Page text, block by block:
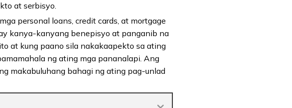
at serbisyo.
personal loans, credit cards, at mortgage
kanya-kanyang benepisyo at panganib na
at kung paano sila nakakaapekto sa ating
ng ating mga pananalapi. Ang
makabuluhang bahagi ng ating pag-unlad